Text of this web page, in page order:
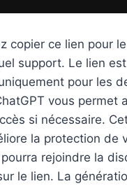
copier ce lien pour
support. Le lien
pour les
vous permet
si nécessaire.
la protection de
pourra rejoindre la
le lien. La